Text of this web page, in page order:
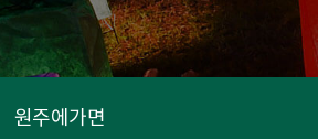
원주에가면